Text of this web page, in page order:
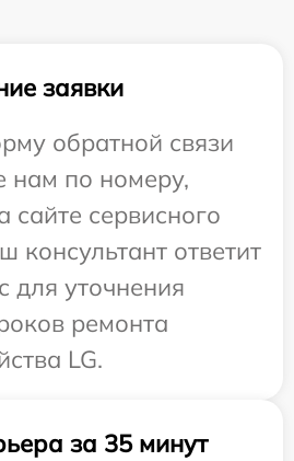
заявки
обратной связи
нам по номеру,
сайте сервисного
консультант ответит
для уточнения
ремонта
LG.
за 35 минут